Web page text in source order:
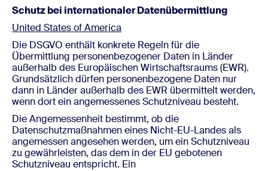
Schutz bei internationaler Datenübermittlung
United States of America
Die DSGVO enthält konkrete Regeln für die
Übermittlung personenbezogener Daten in Länder
außerhalb des Europäischen Wirtschaftsraums (EWR).
Grundsätzlich dürfen personenbezogene Daten nur
dann in Länder außerhalb des EWR übermittelt werden,
wenn dort ein angemessenes Schutzniveau besteht.
Die Angemessenheit bestimmt, ob die
Datenschutzmaßnahmen eines Nicht-EU-Landes als
angemessen angesehen werden, um ein Schutzniveau
zu gewährleisten, das dem in der EU gebotenen
Schutzniveau entspricht. Ein